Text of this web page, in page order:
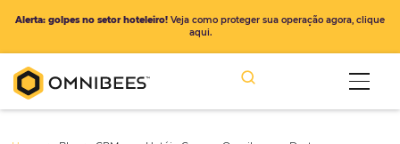
Alerta: golpes no setor hoteleiro!Veja como proteger sua operação